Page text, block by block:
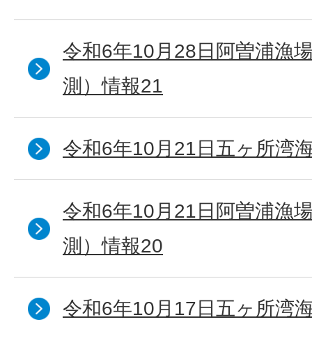
令和6年10月28日阿曽浦漁
測）情報21
令和6年10月21日五ヶ所湾
令和6年10月21日阿曽浦漁
測）情報20
令和6年10月17日五ヶ所湾